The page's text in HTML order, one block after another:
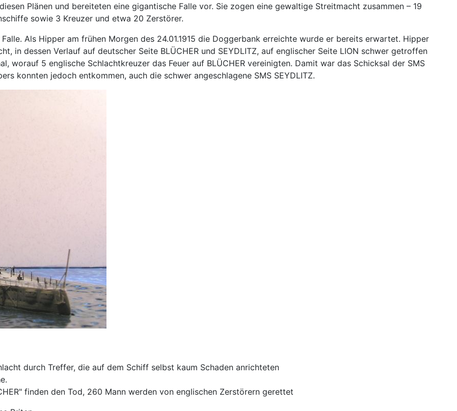
Plänen und bereiteten eine gigantische Falle vor. Sie zogen eine gewaltige Streitmacht zusammen – 19
sowie 3 Kreuzer und etwa 20 Zerstörer.
Als Hipper am frühen Morgen des 24.01.1915 die Doggerbank erreichte wurde er bereits erwartet. Hipper
in dessen Verlauf auf deutscher Seite BLÜCHER und SEYDLITZ, auf englischer Seite LION schwer getroffen
worauf 5 englische Schlachtkreuzer das Feuer auf BLÜCHER vereinigten. Damit war das Schicksal der SMS
konnten jedoch entkommen, auch die schwer angeschlagene SMS SEYDLITZ.
durch Treffer, die auf dem Schiff selbst kaum Schaden anrichteten
finden den Tod, 260 Mann werden von englischen Zerstörern gerettet